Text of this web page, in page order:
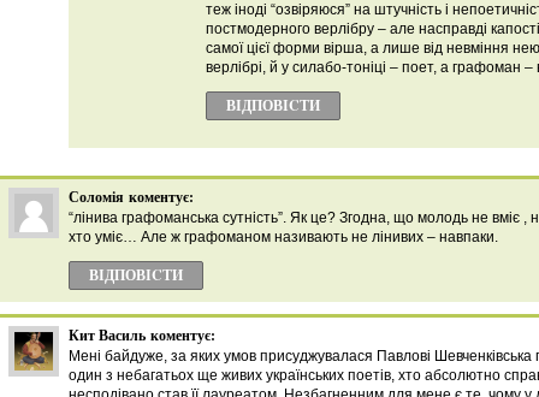
теж іноді “озвіряюся” на штучність і
постмодерного верлібру – але насправді
самої цієї форми вірша, а лише від невміння
верлібрі, й у силабо-тоніці – поет, а графоман
ВІДПОВІCТИ
Соломія коментує:
“лінива графоманська сутність”. Як це? Згодна, що молодь не вміє
хто уміє… Але ж графоманом називають не лінивих – навпаки.
ВІДПОВІCТИ
Кит Василь коментує:
Мені байдуже, за яких умов присуджувалася Павлові
один з небагатьох ще живих українських поетів, хто абсолютно